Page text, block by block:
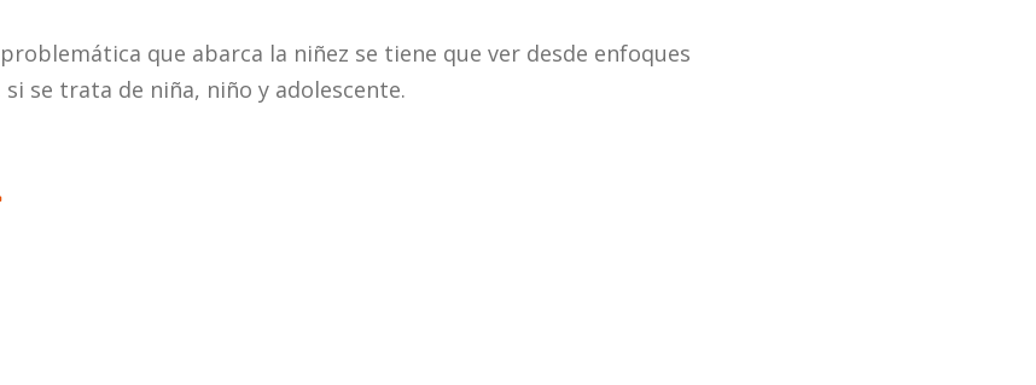
que abarca la niñez se tiene que ver desde enfoques
se trata de niña, niño y adolescente.